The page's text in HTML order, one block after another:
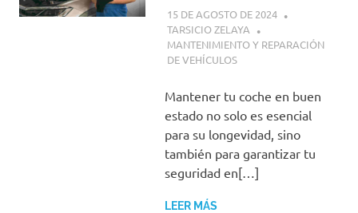
15 DE AGOSTO DE 2024
TARSICIO ZELAYA
MANTENIMIENTO Y REPARACIÓN
DE VEHÍCULOS
Mantener tu coche en buen
estado no solo es esencial
para su longevidad, sino
también para garantizar tu
seguridad en[…]
LEER MÁS